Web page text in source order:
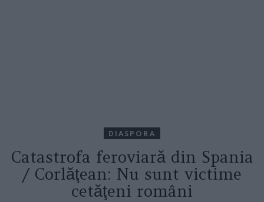
DIASPORA
Catastrofa feroviară din Spania
/ Corlăţean: Nu sunt victime
cetăţeni români